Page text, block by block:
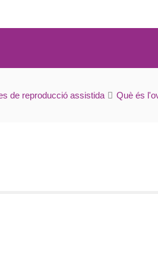
Procés d’ovodonació
0
de reproducció assistida Què és